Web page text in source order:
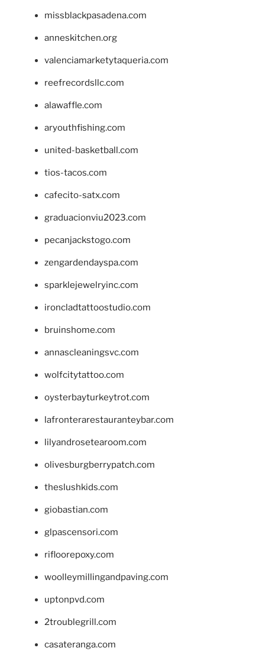
missblackpasadena.com
anneskitchen.org
valenciamarketytaqueria.com
reefrecordsllc.com
alawaffle.com
aryouthfishing.com
united-basketball.com
tios-tacos.com
cafecito-satx.com
graduacionviu2023.com
pecanjackstogo.com
zengardendayspa.com
sparklejewelryinc.com
ironcladtattoostudio.com
bruinshome.com
annascleaningsvc.com
wolfcitytattoo.com
oysterbayturkeytrot.com
lafronterarestauranteybar.com
lilyandrosetearoom.com
olivesburgberrypatch.com
theslushkids.com
giobastian.com
glpascensori.com
rifloorepoxy.com
woolleymillingandpaving.com
uptonpvd.com
2troublegrill.com
casateranga.com